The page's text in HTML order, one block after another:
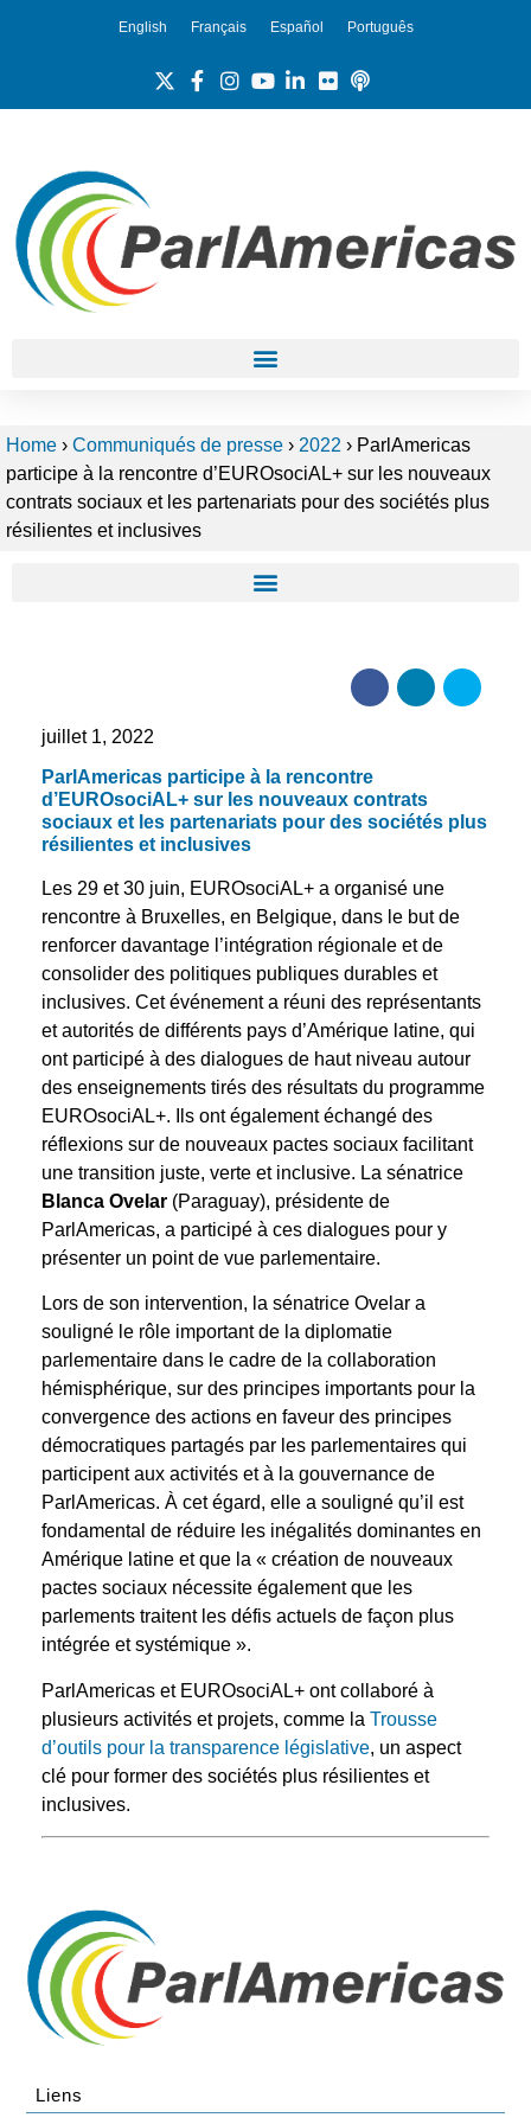
English Français Español Português
Home › Communiqués de presse › 2022 › ParlAmericas
participe à la rencontre d’EUROsociAL+ sur les nouveaux
contrats sociaux et les partenariats pour des sociétés plus
résilientes et inclusives
juillet 1, 2022
ParlAmericas participe à la rencontre
d’EUROsociAL+ sur les nouveaux contrats
sociaux et les partenariats pour des sociétés plus
résilientes et inclusives
Les 29 et 30 juin, EUROsociAL+ a organisé une
rencontre à Bruxelles, en Belgique, dans le but de
renforcer davantage l’intégration régionale et de
consolider des politiques publiques durables et
inclusives. Cet événement a réuni des représentants
et autorités de différents pays d’Amérique latine, qui
ont participé à des dialogues de haut niveau autour
des enseignements tirés des résultats du programme
EUROsociAL+. Ils ont également échangé des
réflexions sur de nouveaux pactes sociaux facilitant
une transition juste, verte et inclusive. La sénatrice
Blanca Ovelar (Paraguay), présidente de
ParlAmericas, a participé à ces dialogues pour y
présenter un point de vue parlementaire.
Lors de son intervention, la sénatrice Ovelar a
souligné le rôle important de la diplomatie
parlementaire dans le cadre de la collaboration
hémisphérique, sur des principes importants pour la
convergence des actions en faveur des principes
démocratiques partagés par les parlementaires qui
participent aux activités et à la gouvernance de
ParlAmericas. À cet égard, elle a souligné qu’il est
fondamental de réduire les inégalités dominantes en
Amérique latine et que la « création de nouveaux
pactes sociaux nécessite également que les
parlements traitent les défis actuels de façon plus
intégrée et systémique ».
ParlAmericas et EUROsociAL+ ont collaboré à
plusieurs activités et projets, comme la Trousse
d’outils pour la transparence législative, un aspect
clé pour former des sociétés plus résilientes et
inclusives.
Liens